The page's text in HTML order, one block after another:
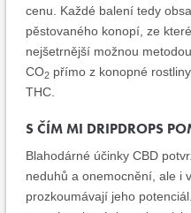
cenu. Každé balení tedy
pěstovaného konopí, ze
nejšetrnější možnou
CO2 přímo z konopné
THC.
S ČÍM MI DRIPDROPS
Blahodárné účinky CBD
neduhů a onemocnění, ale i
prozkoumávají jeho